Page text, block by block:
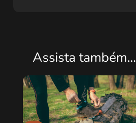
Assista também...